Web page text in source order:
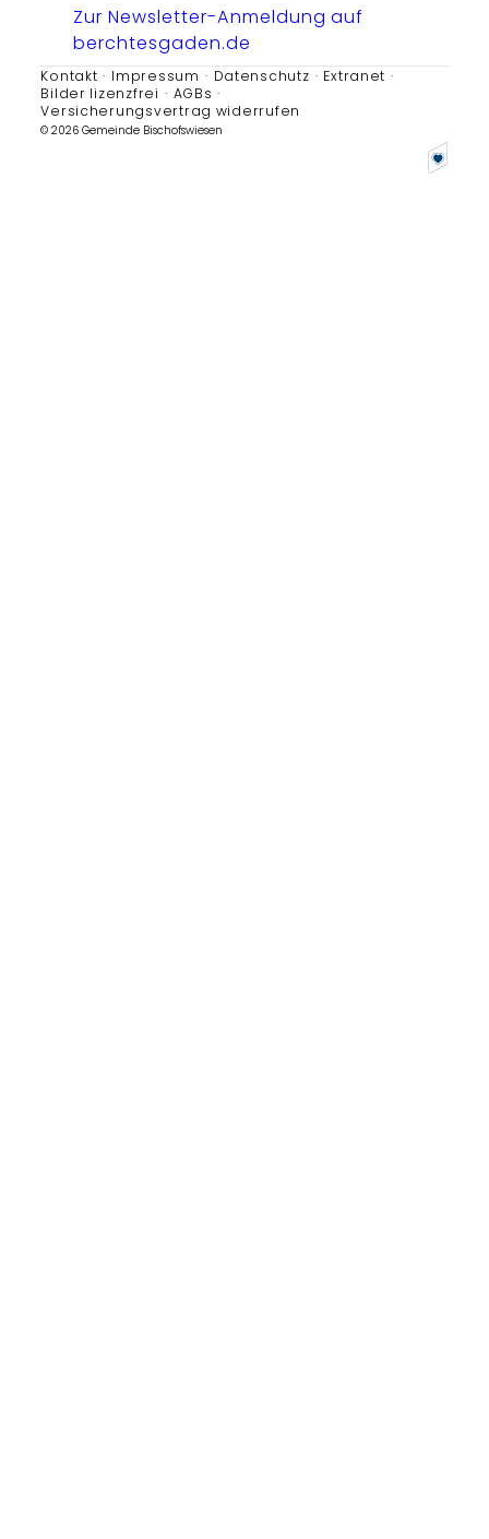
Zur Newsletter-Anmeldung auf
berchtesgaden.de
Kontakt Impressum Datenschutz
Extranet
Bilder lizenzfrei
AGBs
Versicherungsvertrag widerrufen
© 2026 Gemeinde Bischofswiesen